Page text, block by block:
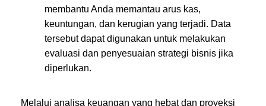
membantu Anda memantau arus kas,
keuntungan, dan kerugian yang terjadi. Data
tersebut dapat digunakan untuk melakukan
evaluasi dan penyesuaian strategi bisnis jika
diperlukan.
Melalui analisa keuangan yang hebat dan proyeksi